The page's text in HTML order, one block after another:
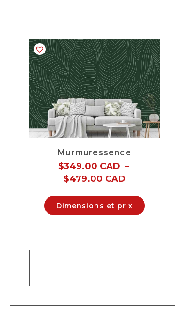
Murmuressence
$349.00 CAD –
$479.00 CAD
Dimensions et prix